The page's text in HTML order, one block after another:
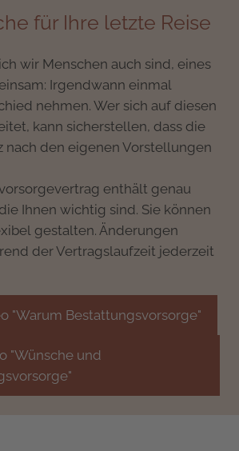
für Ihre letzte Reise
wir Menschen auch sind, eines
Irgendwann einmal
nehmen. Wer sich auf diesen
kann sicherstellen, dass die
nach den eigenen Vorstellungen
enthält genau
Ihnen wichtig sind. Sie können
gestalten. Änderungen
der Vertragslaufzeit jederzeit
"Warum Bestattungsvorsorge"
"Wünsche und